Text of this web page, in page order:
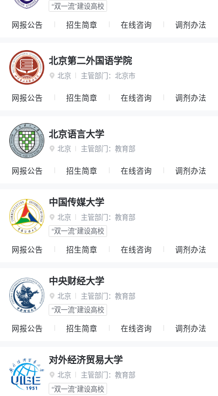
“双一流”建设高校
网报公告 招生简章 在线咨询 调剂办法
北京第二外国语学院
 北京 主管部门： 北京市
网报公告 招生简章 在线咨询 调剂办法
北京语言大学
 北京 主管部门： 教育部
网报公告 招生简章 在线咨询 调剂办法
中国传媒大学
 北京 主管部门： 教育部
“双一流”建设高校
网报公告 招生简章 在线咨询 调剂办法
中央财经大学
 北京 主管部门： 教育部
“双一流”建设高校
网报公告 招生简章 在线咨询 调剂办法
对外经济贸易大学
 北京 主管部门： 教育部
“双一流”建设高校